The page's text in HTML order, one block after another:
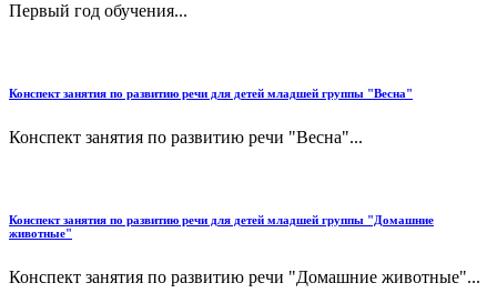
Первый год обучения...
Конспект занятия по развитию речи для детей младшей группы "Весна"
Конспект занятия по развитию речи "Весна"...
Конспект занятия по развитию речи для детей младшей группы "Домашние
животные"
Конспект занятия по развитию речи "Домашние животные"...